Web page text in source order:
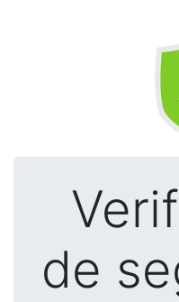
de